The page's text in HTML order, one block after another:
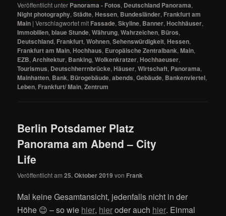
Veröffentlicht unter Panorama - Fotos, Deutschland Panorama,
Night photography,Städte, Hessen, Bundesländer, Frankfurt am
Main |Verschlagwortet mit Fassade,Skyline, Banner, Hochhäuser,
Immobilien,blaue Stunde,Währung,Wahrzeichen, Büros,
Deutschland, Frankfurt,Wohnen,Sehenswürdigkeit, Hessen,
Frankfurt am Main, Hochhaus, Europäische Zentralbank,Main,
EZB, Architektur, Banking,Wolkenkratzer, Hochhaeuser,
Tourismus, Deutschherrnbrücke, Häuser,Wirtschaft, Panorama,
Mainhatten, Bank, Bürogebäude,abends,Gebäude, Bankenviertel,
Leben, Frankfurt/ Main,Zentrum
Berlin Potsdamer Platz
Panorama am Abend – City
Life
Veröffentlicht am25. Oktober 2019 von Frank
Mal keine Gesamtansicht, jedenfalls nicht in der
Höhe 😉 – so wie hier, hieroder auch hier. Einmal